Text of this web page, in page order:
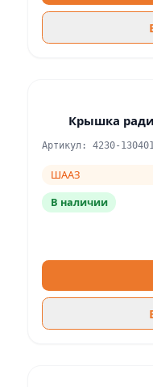
Крышка
Артикул: 4230-
ШААЗ
В наличии